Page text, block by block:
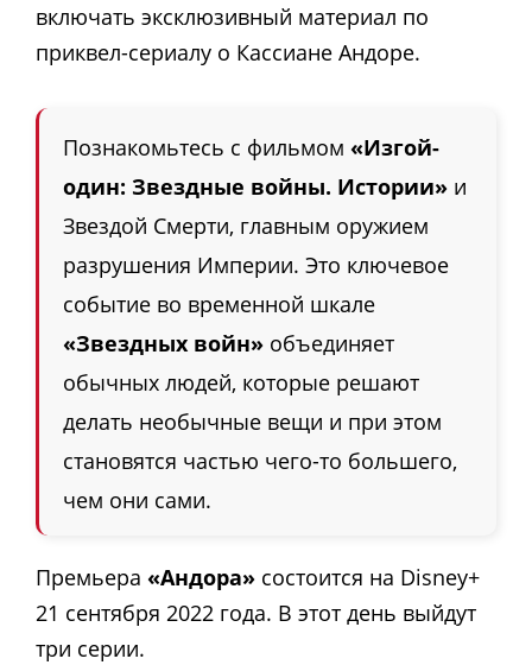
включать эксклюзивный материал по
приквел-сериалу о Кассиане Андоре.
Познакомьтесь с фильмом «Изгой-
один: Звездные войны. Истории» и
Звездой Смерти, главным оружием
разрушения Империи. Это ключевое
событие во временной шкале
«Звездных войн» объединяет
обычных людей, которые решают
делать необычные вещи и при этом
становятся частью чего-то большего,
чем они сами.
Премьера «Андора» состоится на Disney+
21 сентября 2022 года. В этот день выйдут
три серии.